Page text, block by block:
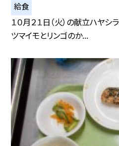
給食
１０月２１日（火）の献立ハヤ
ツマイモとリンゴのか...